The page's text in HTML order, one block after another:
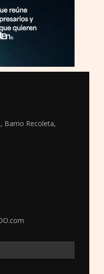
Barrio Recoleta,